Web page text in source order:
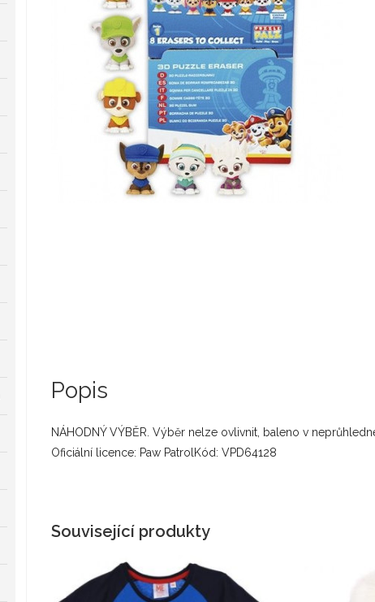
Popis
NÁHODNÝ VÝBĚR. Výběr nelze ovlivnit, baleno v
Oficiální licence: Paw PatrolKód: VPD64128
Související produkty